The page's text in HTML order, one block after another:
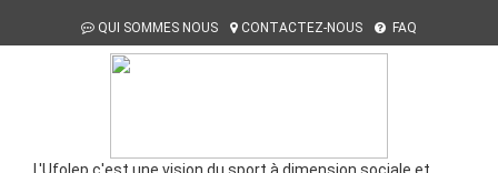
QUI SOMMES NOUS CONTACTEZ-NOUS FAQ